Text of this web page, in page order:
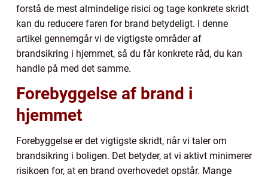
forstå de mest almindelige risici og tage konkrete skridt
kan du reducere faren for brand betydeligt. I denne
artikel gennemgår vi de vigtigste områder af
brandsikring i hjemmet, så du får konkrete råd, du kan
handle på med det samme.
Forebyggelse af brand i
hjemmet
Forebyggelse er det vigtigste skridt, når vi taler om
brandsikring i boligen. Det betyder, at vi aktivt minimerer
risikoen for, at en brand overhovedet opstår. Mange